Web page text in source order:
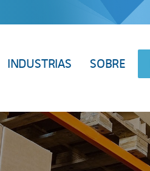
INDUSTRIAS SOBRE